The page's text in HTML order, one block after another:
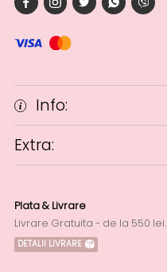
Info:
Extra:
Plata & Livrare
Livrare Gratuita - de la 550 lei.
DETALII LIVRARE